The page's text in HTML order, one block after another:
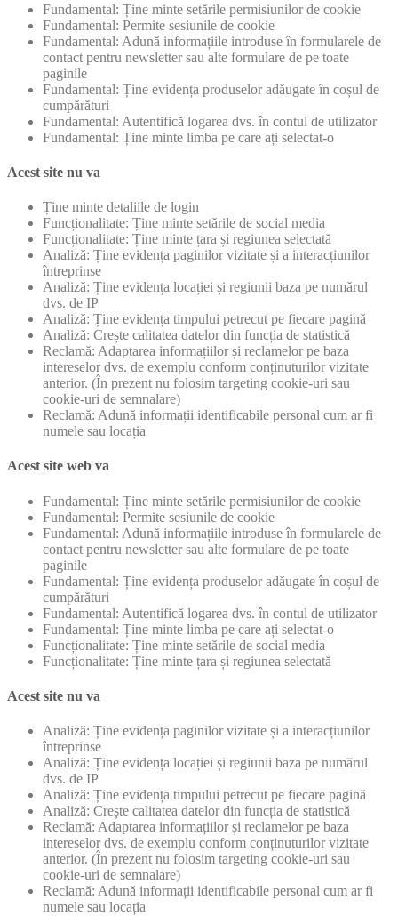
Fundamental: Ține minte setările permisiunilor de cookie
Fundamental: Permite sesiunile de cookie
Fundamental: Adună informațiile introduse în formularele de
contact pentru newsletter sau alte formulare de pe toate
paginile
Fundamental: Ține evidența produselor adăugate în coșul de
cumpărături
Fundamental: Autentifică logarea dvs. în contul de utilizator
Fundamental: Ține minte limba pe care ați selectat-o
Acest site nu va
Ține minte detaliile de login
Funcționalitate: Ține minte setările de social media
Funcționalitate: Ține minte țara și regiunea selectată
Analiză: Ține evidența paginilor vizitate și a interacțiunilor
întreprinse
Analiză: Ține evidența locației și regiunii baza pe numărul
dvs. de IP
Analiză: Ține evidența timpului petrecut pe fiecare pagină
Analiză: Crește calitatea datelor din funcția de statistică
Reclamă: Adaptarea informațiilor și reclamelor pe baza
intereselor dvs. de exemplu conform conținuturilor vizitate
anterior. (În prezent nu folosim targeting cookie-uri sau
cookie-uri de semnalare)
Reclamă: Adună informații identificabile personal cum ar fi
numele sau locația
Acest site web va
Fundamental: Ține minte setările permisiunilor de cookie
Fundamental: Permite sesiunile de cookie
Fundamental: Adună informațiile introduse în formularele de
contact pentru newsletter sau alte formulare de pe toate
paginile
Fundamental: Ține evidența produselor adăugate în coșul de
cumpărături
Fundamental: Autentifică logarea dvs. în contul de utilizator
Fundamental: Ține minte limba pe care ați selectat-o
Funcționalitate: Ține minte setările de social media
Funcționalitate: Ține minte țara și regiunea selectată
Acest site nu va
Analiză: Ține evidența paginilor vizitate și a interacțiunilor
întreprinse
Analiză: Ține evidența locației și regiunii baza pe numărul
dvs. de IP
Analiză: Ține evidența timpului petrecut pe fiecare pagină
Analiză: Crește calitatea datelor din funcția de statistică
Reclamă: Adaptarea informațiilor și reclamelor pe baza
intereselor dvs. de exemplu conform conținuturilor vizitate
anterior. (În prezent nu folosim targeting cookie-uri sau
cookie-uri de semnalare)
Reclamă: Adună informații identificabile personal cum ar fi
numele sau locația